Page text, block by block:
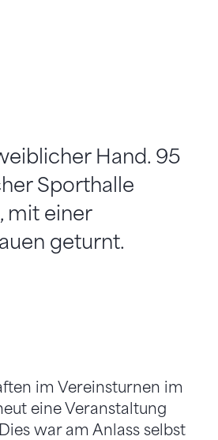
Hand. 95
Sporthalle
mit einer
geturnt.
im Vereinsturnen im
eine Veranstaltung
war am Anlass selbst